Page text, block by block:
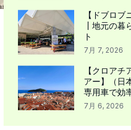
【ドブロ
┃地元の暮
ト
7月 7, 2026
【クロア
アー】（日
専用車で効
7月 6, 2026